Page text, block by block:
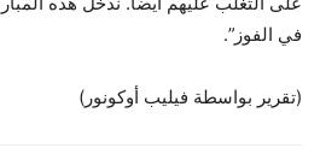
في الفوز”.
(تقرير بواسطة فيليب أوكونور)